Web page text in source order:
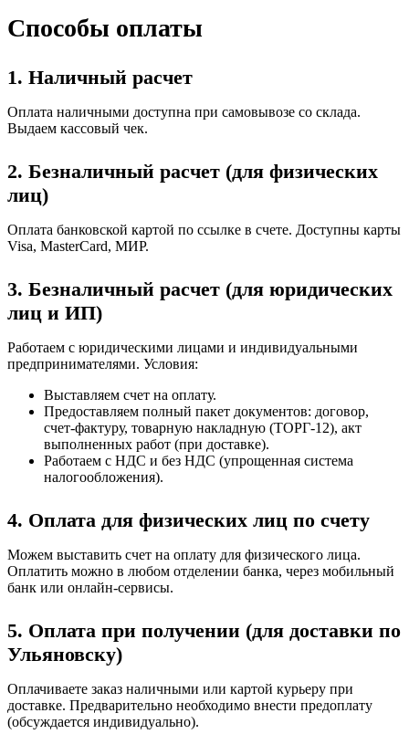
Способы оплаты
1. Наличный расчет
Оплата наличными доступна при самовывозе со склада.
Выдаем кассовый чек.
2. Безналичный расчет (для физических
лиц)
Оплата банковской картой по ссылке в счете. Доступны карты
Visa, MasterCard, МИР.
3. Безналичный расчет (для юридических
лиц и ИП)
Работаем с юридическими лицами и индивидуальными
предпринимателями. Условия:
Выставляем счет на оплату.
Предоставляем полный пакет документов: договор,
счет-фактуру, товарную накладную (ТОРГ-12), акт
выполненных работ (при доставке).
Работаем с НДС и без НДС (упрощенная система
налогообложения).
4. Оплата для физических лиц по счету
Можем выставить счет на оплату для физического лица.
Оплатить можно в любом отделении банка, через мобильный
банк или онлайн-сервисы.
5. Оплата при получении (для доставки по
Ульяновску)
Оплачиваете заказ наличными или картой курьеру при
доставке. Предварительно необходимо внести предоплату
(обсуждается индивидуально).